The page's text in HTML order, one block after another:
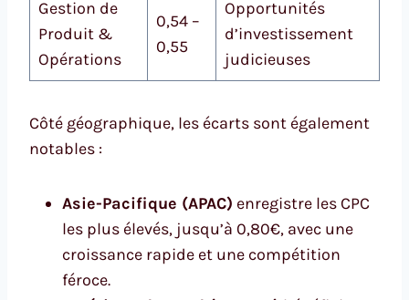
Gestion de
Produit &
Opérations
0,54 –
0,55
Opportunités
d’investissement
judicieuses
Côté géographique, les écarts sont également
notables :
Asie-Pacifique (APAC) enregistre les CPC
les plus élevés, jusqu’à 0,80€, avec une
croissance rapide et une compétition
féroce.